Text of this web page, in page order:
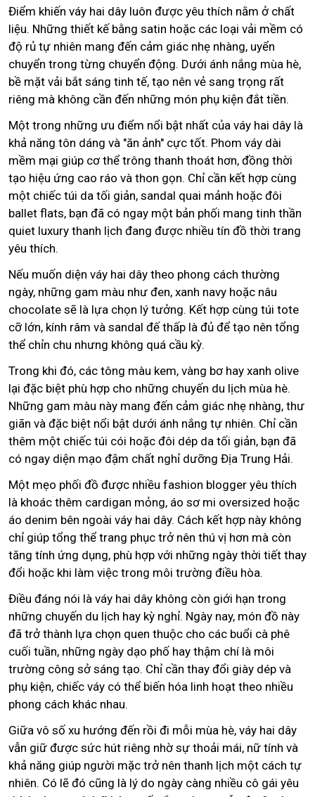
Điểm khiến váy hai dây luôn được yêu thích nằm ở chất
liệu. Những thiết kế bằng satin hoặc các loại vải mềm có
độ rủ tự nhiên mang đến cảm giác nhẹ nhàng, uyển
chuyển trong từng chuyển động. Dưới ánh nắng mùa hè,
bề mặt vải bắt sáng tinh tế, tạo nên vẻ sang trọng rất
riêng mà không cần đến những món phụ kiện đắt tiền.
Một trong những ưu điểm nổi bật nhất của váy hai dây là
khả năng tôn dáng và "ăn ảnh" cực tốt. Phom váy dài
mềm mại giúp cơ thể trông thanh thoát hơn, đồng thời
tạo hiệu ứng cao ráo và thon gọn. Chỉ cần kết hợp cùng
một chiếc túi da tối giản, sandal quai mảnh hoặc đôi
ballet flats, bạn đã có ngay một bản phối mang tinh thần
quiet luxury thanh lịch đang được nhiều tín đồ thời trang
yêu thích.
Nếu muốn diện váy hai dây theo phong cách thường
ngày, những gam màu như đen, xanh navy hoặc nâu
chocolate sẽ là lựa chọn lý tưởng. Kết hợp cùng túi tote
cỡ lớn, kính râm và sandal đế thấp là đủ để tạo nên tổng
thể chỉn chu nhưng không quá cầu kỳ.
Trong khi đó, các tông màu kem, vàng bơ hay xanh olive
lại đặc biệt phù hợp cho những chuyến du lịch mùa hè.
Những gam màu này mang đến cảm giác nhẹ nhàng, thư
giãn và đặc biệt nổi bật dưới ánh nắng tự nhiên. Chỉ cần
thêm một chiếc túi cói hoặc đôi dép da tối giản, bạn đã
có ngay diện mạo đậm chất nghỉ dưỡng Địa Trung Hải.
Một mẹo phối đồ được nhiều fashion blogger yêu thích
là khoác thêm cardigan mỏng, áo sơ mi oversized hoặc
áo denim bên ngoài váy hai dây. Cách kết hợp này không
chỉ giúp tổng thể trang phục trở nên thú vị hơn mà còn
tăng tính ứng dụng, phù hợp với những ngày thời tiết thay
đổi hoặc khi làm việc trong môi trường điều hòa.
Điều đáng nói là váy hai dây không còn giới hạn trong
những chuyến du lịch hay kỳ nghỉ. Ngày nay, món đồ này
đã trở thành lựa chọn quen thuộc cho các buổi cà phê
cuối tuần, những ngày dạo phố hay thậm chí là môi
trường công sở sáng tạo. Chỉ cần thay đổi giày dép và
phụ kiện, chiếc váy có thể biến hóa linh hoạt theo nhiều
phong cách khác nhau.
Giữa vô số xu hướng đến rồi đi mỗi mùa hè, váy hai dây
vẫn giữ được sức hút riêng nhờ sự thoải mái, nữ tính và
khả năng giúp người mặc trở nên thanh lịch một cách tự
nhiên. Có lẽ đó cũng là lý do ngày càng nhiều cô gái yêu